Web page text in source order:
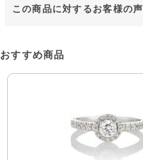
この商品に対するお客様の声
おすすめ商品